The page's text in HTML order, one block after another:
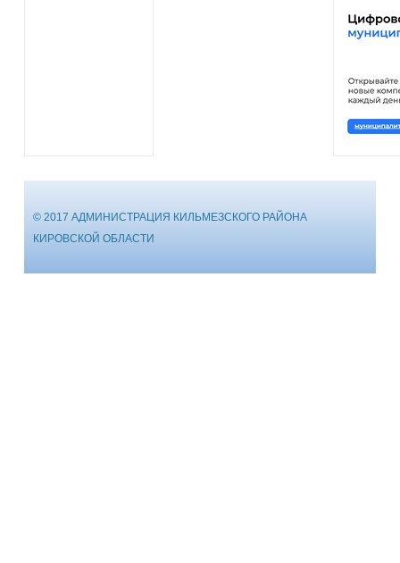
© 2017 АДМИНИСТРАЦИЯ КИЛЬМЕЗСКОГО РАЙОНА
КИРОВСКОЙ ОБЛАСТИ